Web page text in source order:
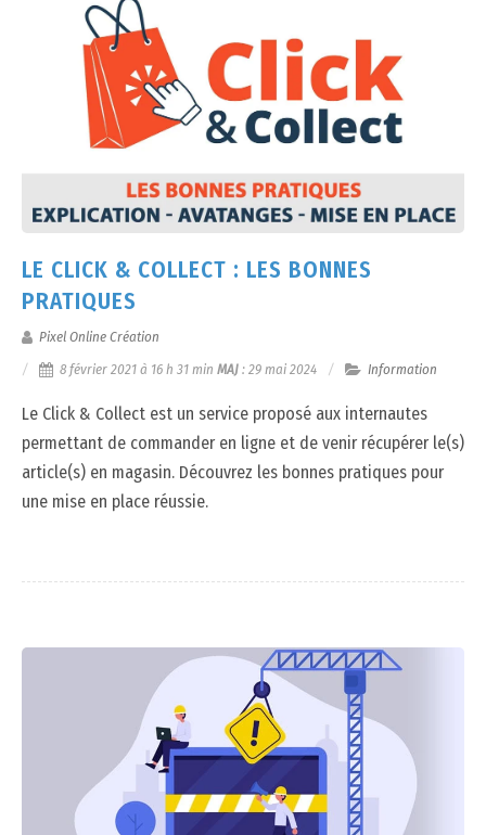
LE CLICK & COLLECT : LES BONNES
PRATIQUES
Pixel Online Création
8 février 2021 à 16 h 31 min MAJ : 29 mai 2024 Information
Le Click & Collect est un service proposé aux internautes
permettant de commander en ligne et de venir récupérer le(s)
article(s) en magasin. Découvrez les bonnes pratiques pour
une mise en place réussie.